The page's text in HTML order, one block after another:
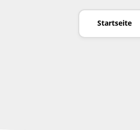
Startseite